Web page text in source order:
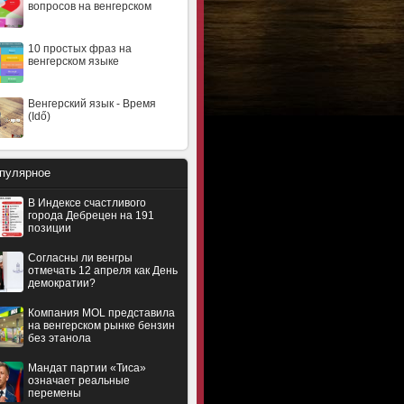
вопросов на венгерском
10 простых фраз на
венгерском языке
Венгерский язык - Время
(Idő)
В Индексе счастливого
города Дебрецен на 191
позиции
Согласны ли венгры
отмечать 12 апреля как День
демократии?
Компания MOL представила
на венгерском рынке бензин
без этанола
Мандат партии «Тиса»
означает реальные
перемены